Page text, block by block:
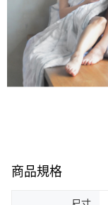
商品規格